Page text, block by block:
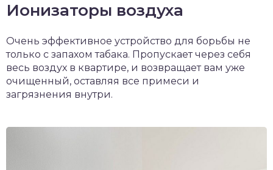
Ионизаторы воздуха
Очень эффективное устройство для борьбы не
только с запахом табака. Пропускает через себя
весь воздух в квартире, и возвращает вам уже
очищенный, оставляя все примеси и
загрязнения внутри.